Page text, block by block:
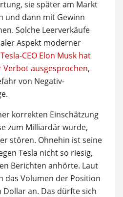
sie später am Markt
und dann mit Gewinn
Solche Leerverkäufe
Aspekt moderner
Tesla-CEO Elon Musk hat
ausgesprochen,
von Negativ-
korrekten Einschätzung
zum Milliardär wurde,
stören. Ohnehin ist seine
Tesla nicht so riesig,
Berichten anhörte. Laut
das Volumen der Position
an. Das dürfte sich